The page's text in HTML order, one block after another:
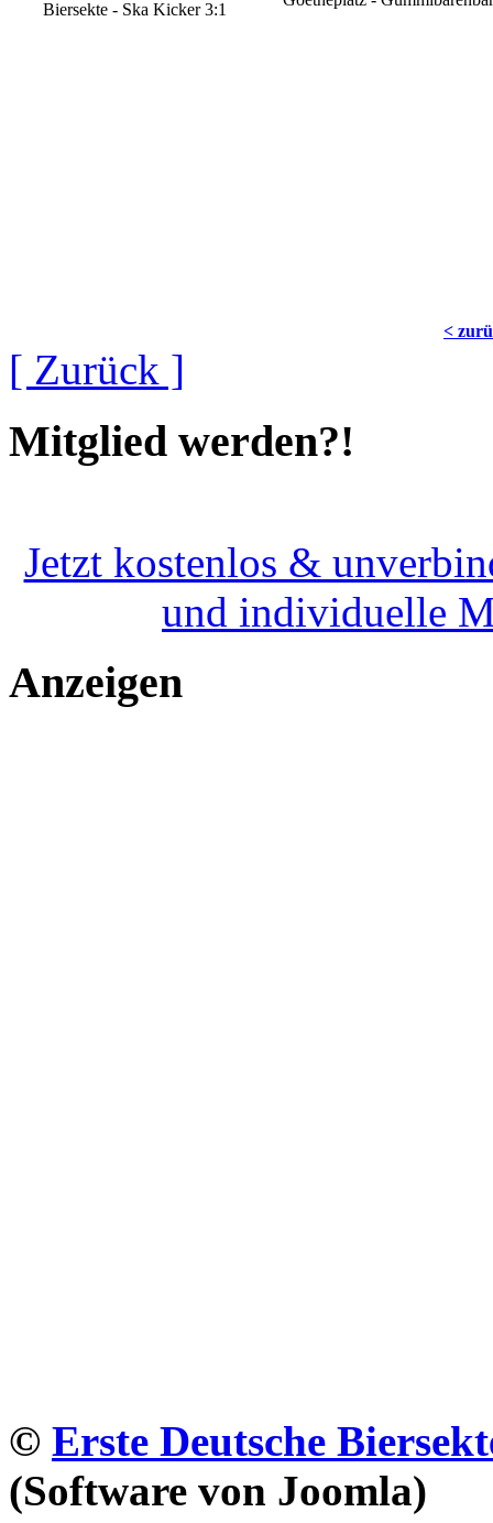
Biersekte - Ska Kicker 3:1
<
[ Zurück ]
Mitglied werden?!
Jetzt kostenlos &
und individuelle
Anzeigen
© Erste Deutsche
(Software von Joomla)